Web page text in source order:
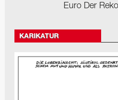
Euro Der
KARIKATUR